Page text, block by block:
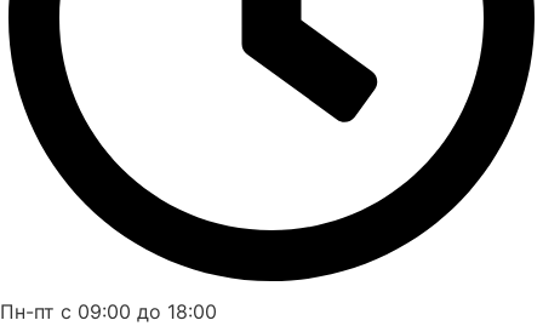
Пн-пт с 09:00 до 18:00